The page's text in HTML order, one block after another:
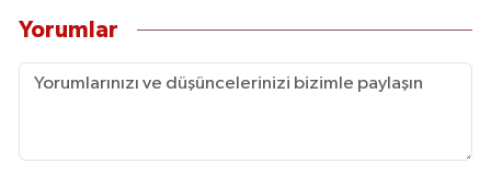
Yorumlar